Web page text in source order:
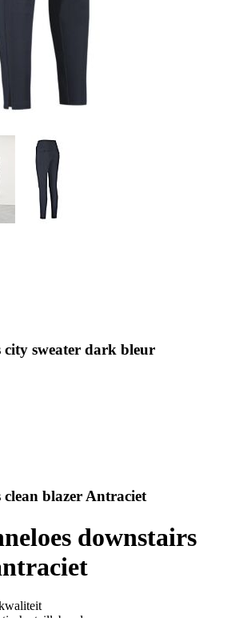
city sweater dark bleur
clean blazer Antraciet
downstairs